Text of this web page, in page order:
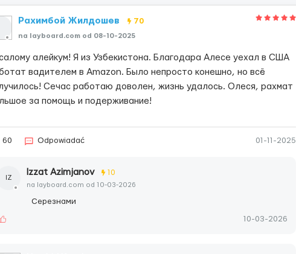
Рахимбой Жилдошев 70
na layboard.com od 08-10-2025
алейкум! Я из Узбекистона. Благодара Алесе уехал в США
вадителем в Amazon. Было непросто конешно, но всё
Сечас работаю доволен, жизнь удалось. Олеся, рахмат
за помощь и подерживание!
60 Odpowiadać 01-11-2025
IZ
Izzat Azimjanov 10
na layboard.com od 10-03-2026
Серезнами
10-03-2026